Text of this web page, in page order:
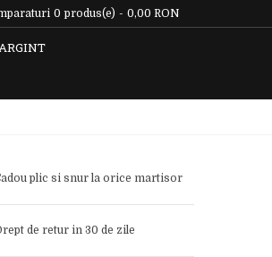
0 produs(e) - 0,00 RON
plic si snur la orice martisor
de retur in 30 de zile